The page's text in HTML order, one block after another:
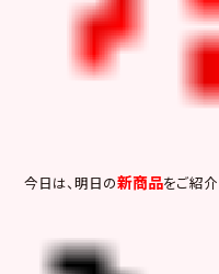
今日は、明日の新商品をご紹